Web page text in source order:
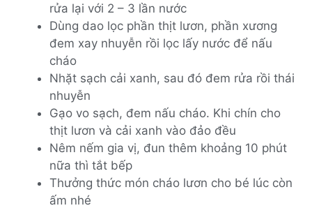
rửa lại với 2 – 3 lần nước
Dùng dao lọc phần thịt lươn, phần xương
đem xay nhuyễn rồi lọc lấy nước để nấu
cháo
Nhặt sạch cải xanh, sau đó đem rửa rồi thái
nhuyễn
Gạo vo sạch, đem nấu cháo. Khi chín cho
thịt lươn và cải xanh vào đảo đều
Nêm nếm gia vị, đun thêm khoảng 10 phút
nữa thì tắt bếp
Thưởng thức món cháo lươn cho bé lúc còn
ấm nhé